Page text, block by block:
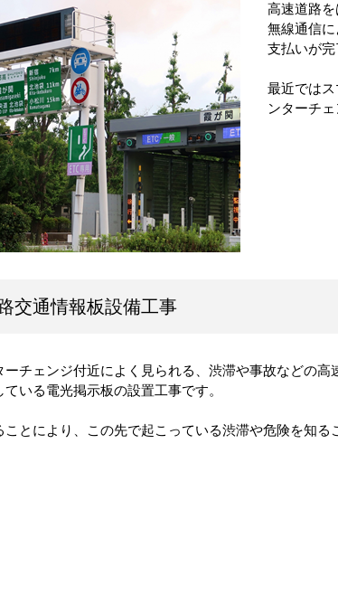
高速道路
無線通信
支払いが完
最近では
ンターチ
交通情報板設備工事
ーチェンジ付近によく見られる、渋滞や事故などの高
いる電光掲示板の設置工事です。
ことにより、この先で起こっている渋滞や危険を知る